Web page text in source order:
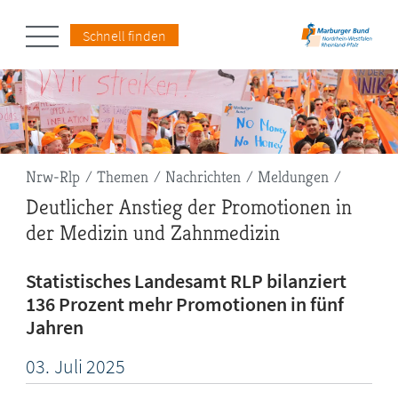
Schnell finden
Pfadnavigation
Nrw-Rlp Themen Nachrichten Meldungen
Deutlicher Anstieg der Promotionen in
der Medizin und Zahnmedizin
Statistisches Landesamt RLP bilanziert
136 Prozent mehr Promotionen in fünf
Jahren
03. Juli2025